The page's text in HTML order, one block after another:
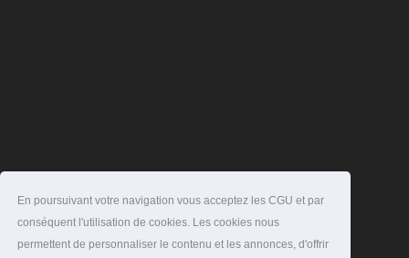
En poursuivant votre navigation vous acceptez les CGU et par
conséquent l'utilisation de cookies. Les cookies nous
permettent de personnaliser le contenu et les annonces, d'offrir